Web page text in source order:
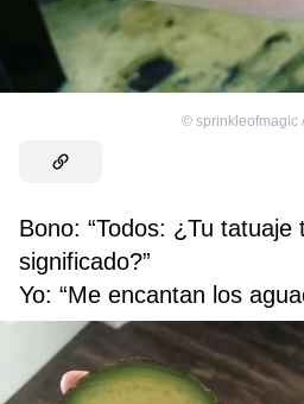
© sprinkleofmagic
Bono: “Todos: ¿Tu tatuaje
significado?”
Yo: “Me encantan los